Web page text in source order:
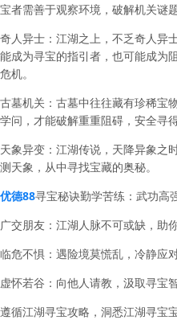
宝者需善于观察环境，破解机关谜
奇人异士：江湖之上，不乏奇人异
能成为寻宝的指引者，也可能成为
危机。
古墓机关：古墓中往往藏有珍稀宝
学问，才能破解重重阻碍，安全寻得
天象异变：江湖传说，天降异象之
测天象，从中寻找宝藏的奥秘。
优德88寻宝秘诀勤学苦练：武功高
广交朋友：江湖人脉不可或缺，助
临危不惧：遇险境莫慌乱，冷静应对
虚怀若谷：向他人请教，汲取寻宝智
遵循江湖寻宝攻略，洞悉江湖寻宝